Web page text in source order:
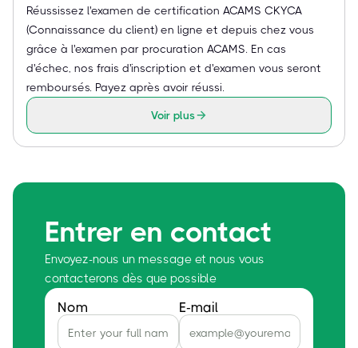
Réussissez l'examen de certification ACAMS CKYCA
(Connaissance du client) en ligne et depuis chez vous
grâce à l'examen par procuration ACAMS. En cas
d'échec, nos frais d'inscription et d'examen vous seront
remboursés. Payez après avoir réussi.
Voir plus
Entrer en contact
Envoyez-nous un message et nous vous
contacterons dès que possible
Nom E-mail